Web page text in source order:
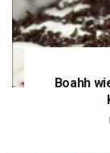
Boahh